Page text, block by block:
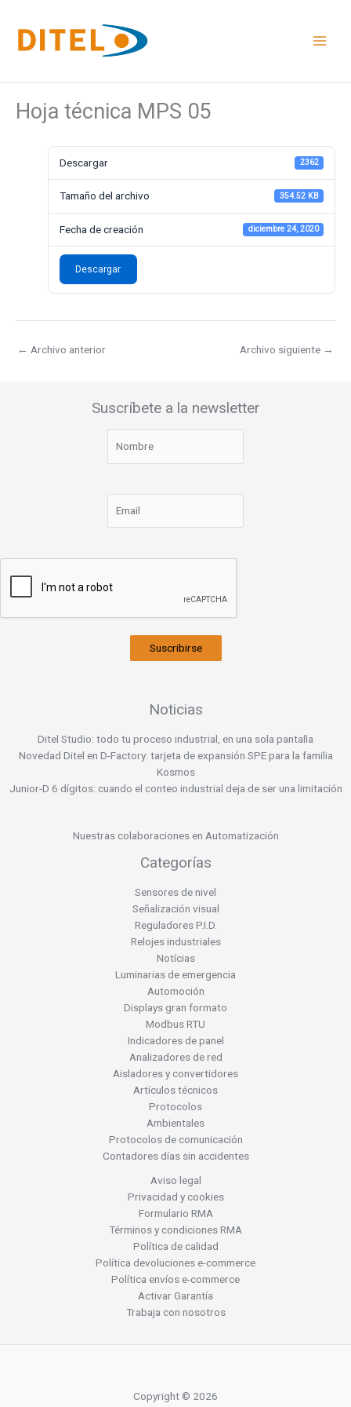
contenido
Hoja técnica MPS 05
Descargar 2362
Tamaño del archivo 354.52 KB
Fecha de creación diciembre 24, 2020
Descargar
← Archivo anterior Archivo siguiente →
Suscríbete a la newsletter
Suscribirse
Noticias
Ditel Studio: todo tu proceso industrial, en una sola pantalla
Novedad Ditel en D-Factory: tarjeta de expansión SPE para la familia
Kosmos
Junior-D 6 dígitos: cuando el conteo industrial deja de ser una limitación
Nuestras colaboraciones en Automatización
Categorías
Sensores de nivel
Señalización visual
Reguladores P.I.D.
Relojes industriales
Notícias
Luminarias de emergencia
Automoción
Displays gran formato
Modbus RTU
Indicadores de panel
Analizadores de red
Aisladores y convertidores
Artículos técnicos
Protocolos
Ambientales
Protocolos de comunicación
Contadores días sin accidentes
Aviso legal
Privacidad y cookies
Formulario RMA
Términos y condiciones RMA
Política de calidad
Política devoluciones e-commerce
Política envíos e-commerce
Activar Garantía
Trabaja con nosotros
Copyright © 2026